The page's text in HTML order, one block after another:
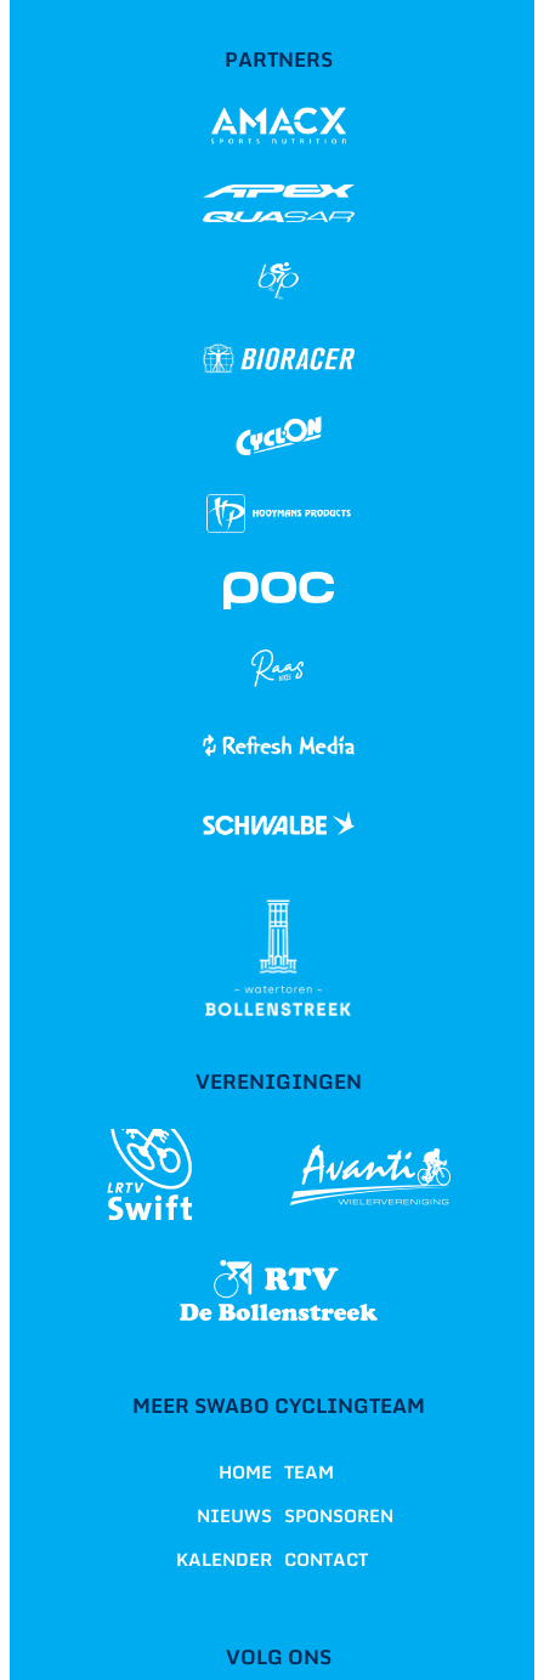
PARTNERS
VERENIGINGEN
MEER SWABO CYCLINGTEAM
HOME
NIEUWS
KALENDER
TEAM
SPONSOREN
CONTACT
VOLG ONS